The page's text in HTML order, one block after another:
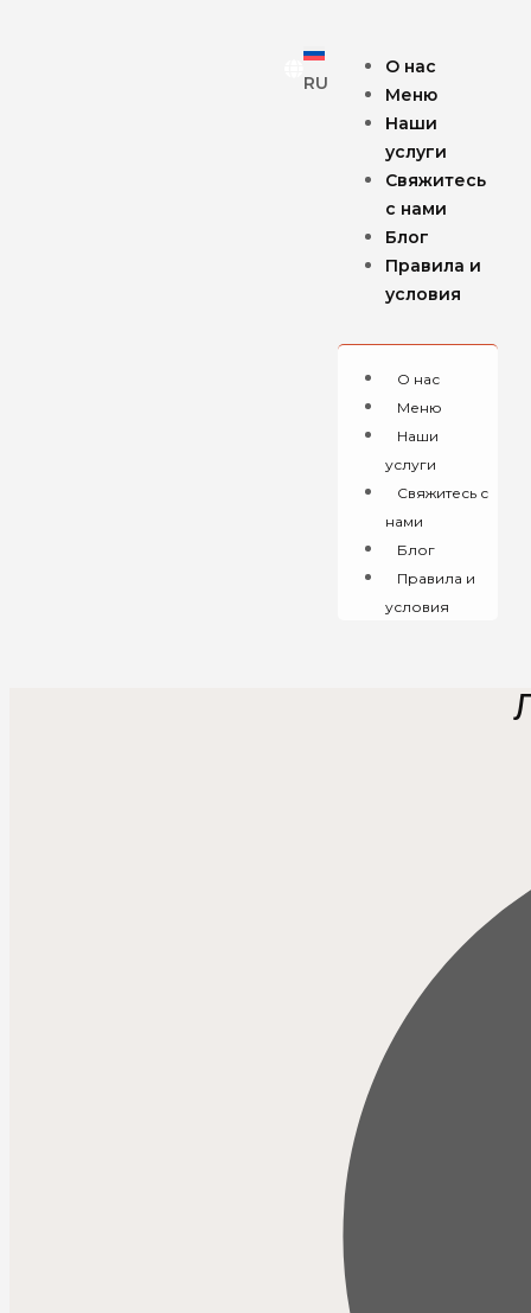
О нас
Меню
Наши
услуги
Свяжитесь
с нами
Блог
Правила и
условия
О нас
Меню
Наши
услуги
Свяжитесь с
нами
Блог
Правила и
условия
RU